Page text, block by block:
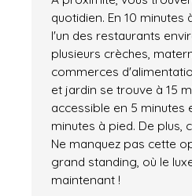
quotidien. En 10
l'un des restaurants
plusieurs crèches,
commerces
et jardin se trouve à 15
accessible en 5 minutes
minutes à pied. De plus,
Ne manquez pas cette
grand standing, où le
maintenant !